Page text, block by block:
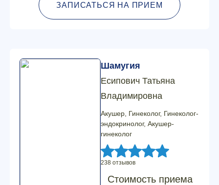
ЗАПИСАТЬСЯ НА ПРИЕМ
Шамугия
Есипович Татьяна
Владимировна
Акушер, Гинеколог, Гинеколог-
эндокринолог, Акушер-
гинеколог
238 отзывов
Стоимость приема